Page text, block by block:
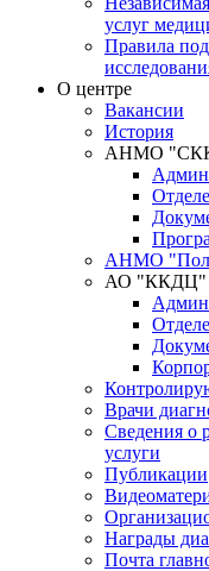
услуг
Правила
О центре
Вакансии
История
АНМО
АНМО
АО "ККДЦ"
Врачи
Сведения о
услуги
Публикации
Награды
Почта